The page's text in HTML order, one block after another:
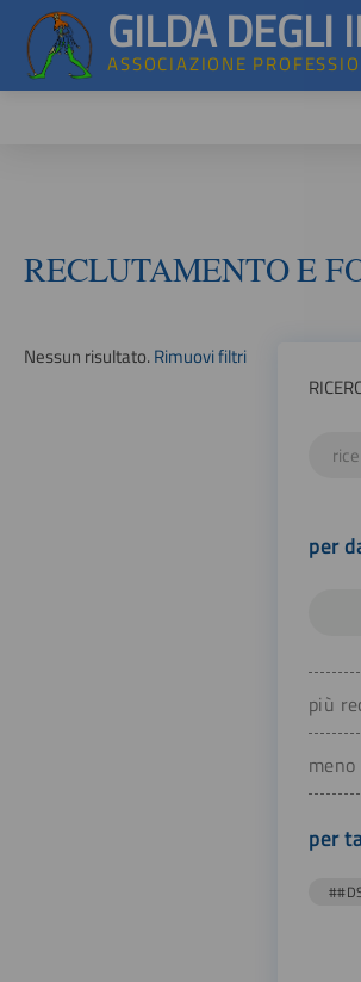
GILDA DEGLI
ASSOCIAZIONE
RECLUTAMENTO E
Nessun risultato.Rimuovi filtri
per
più
per